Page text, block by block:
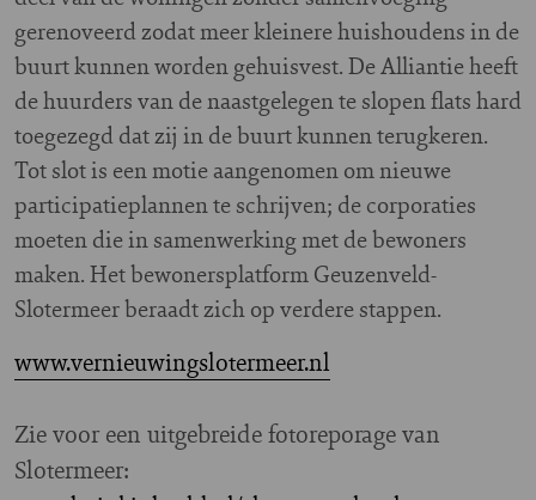
gerenoveerd zodat meer kleinere huishoudens in de
buurt kunnen worden gehuisvest. De Alliantie heeft
de huurders van de naastgelegen te slopen flats hard
toegezegd dat zij in de buurt kunnen terugkeren.
Tot slot is een motie aangenomen om nieuwe
participatieplannen te schrijven; de corporaties
moeten die in samenwerking met de bewoners
maken. Het bewonersplatform Geuzenveld-
Slotermeer beraadt zich op verdere stappen.
www.vernieuwingslotermeer.nl
Zie voor een uitgebreide fotoreporage van
Slotermeer: